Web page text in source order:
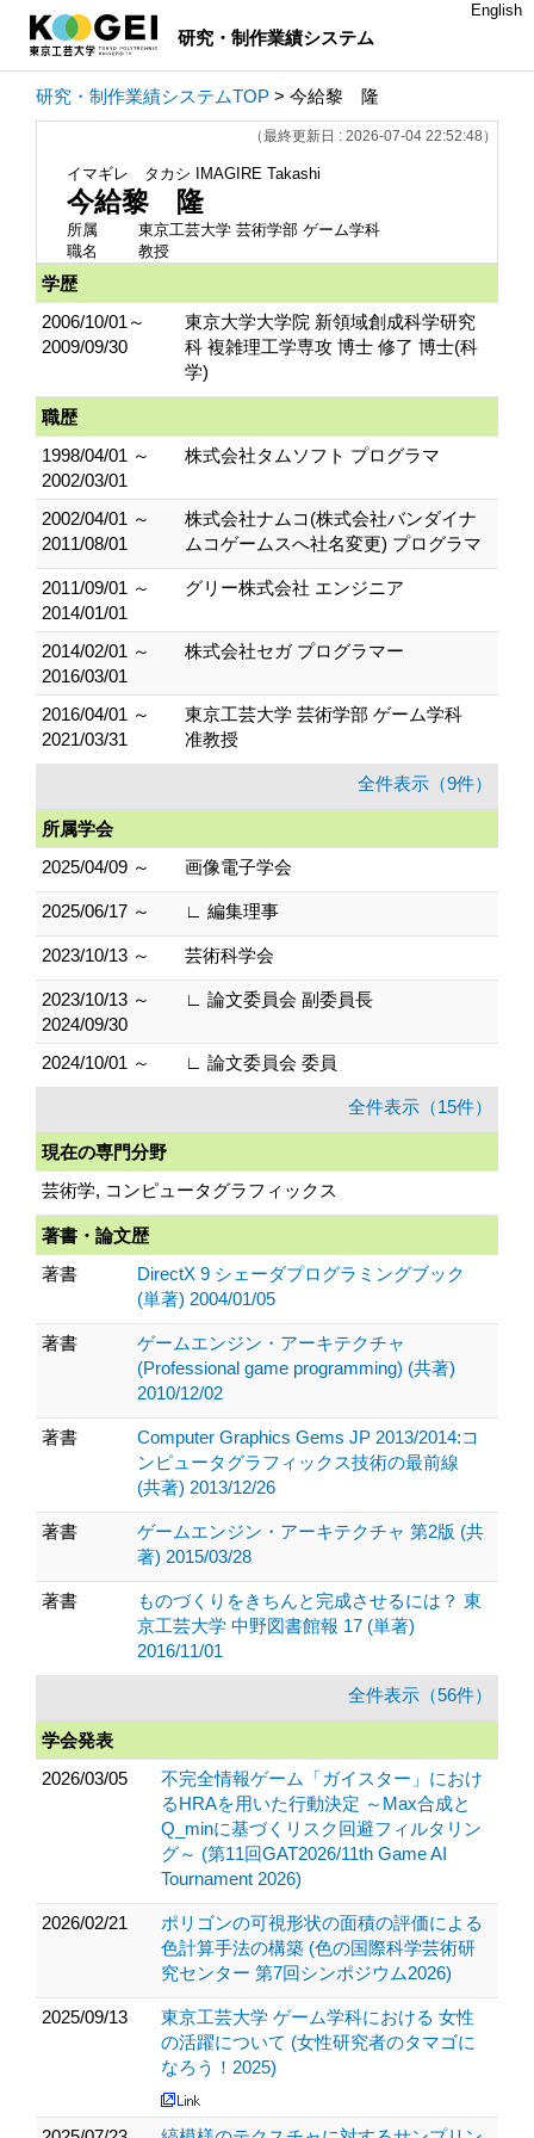
研究・制作業績システム
English
研究・制作業績システムTOP > 今給黎 隆
（最終更新日 : 2026-07-04 22:52:48）
イマギレ タカシ IMAGIRE Takashi
今給黎 隆
所属
東京工芸大学 芸術学部 ゲーム学科
職名
教授
学歴
2006/10/01～
2009/09/30
東京大学大学院 新領域創成科学研究
科 複雑理工学専攻 博士 修了 博士(科
学)
職歴
1998/04/01 ～
2002/03/01
株式会社タムソフト プログラマ
2002/04/01 ～
2011/08/01
株式会社ナムコ(株式会社バンダイナ
ムコゲームスへ社名変更) プログラマ
2011/09/01 ～
2014/01/01
グリー株式会社 エンジニア
2014/02/01 ～
2016/03/01
株式会社セガ プログラマー
2016/04/01 ～
2021/03/31
東京工芸大学 芸術学部 ゲーム学科
准教授
全件表示（9件）
所属学会
2025/04/09 ～
画像電子学会
2025/06/17 ～ ∟ 編集理事
2023/10/13 ～ 芸術科学会
2023/10/13 ～
2024/09/30
∟ 論文委員会 副委員長
2024/10/01 ～ ∟ 論文委員会 委員
全件表示（15件）
現在の専門分野
芸術学, コンピュータグラフィックス
著書・論文歴
著書
DirectX 9 シェーダプログラミングブック
(単著) 2004/01/05
著書
ゲームエンジン・アーキテクチャ
(Professional game programming) (共著)
2010/12/02
著書
Computer Graphics Gems JP 2013/2014:コ
ンピュータグラフィックス技術の最前線
(共著) 2013/12/26
著書
ゲームエンジン・アーキテクチャ 第2版 (共
著) 2015/03/28
著書
ものづくりをきちんと完成させるには？ 東
京工芸大学 中野図書館報 17 (単著)
2016/11/01
全件表示（56件）
学会発表
2026/03/05
不完全情報ゲーム「ガイスター」におけ
るHRAを用いた行動決定 ～Max合成と
Q_minに基づくリスク回避フィルタリン
グ～ (第11回GAT2026/11th Game AI
Tournament 2026)
2026/02/21
ポリゴンの可視形状の面積の評価による
色計算手法の構築 (色の国際科学芸術研
究センター 第7回シンポジウム2026)
2025/09/13
東京工芸大学 ゲーム学科における 女性
の活躍について (女性研究者のタマゴに
なろう！2025)